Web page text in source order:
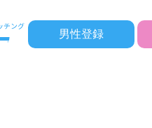
男性登録